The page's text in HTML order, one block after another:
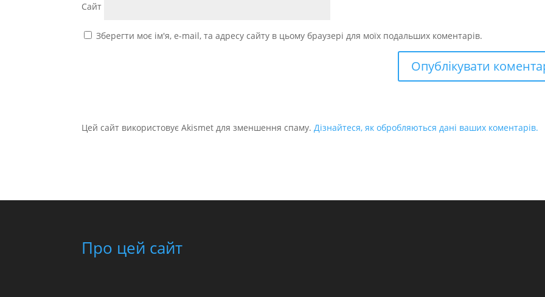
Сайт
Зберегти моє ім'я, e-mail, та адресу сайту в цьому браузері для моїх подальших коментарів.
Цей сайт використовує Akismet для зменшення спаму.Дізнайтеся, як обробляються дані ваших коментарів.
Про цей сайт